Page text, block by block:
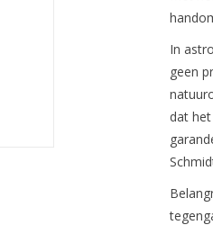
In
geen
dat